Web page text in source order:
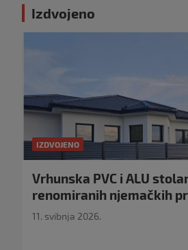
Izdvojeno
IZDVOJENO
Vrhunska PVC i ALU
renomiranih njemačkih
11. svibnja 2026.